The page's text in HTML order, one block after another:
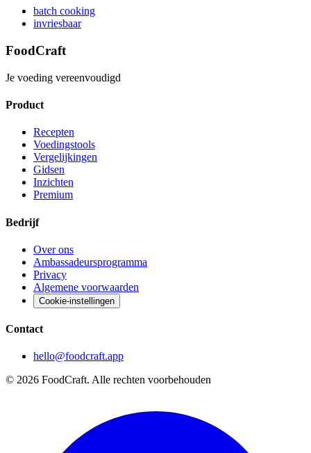
batch cooking
invriesbaar
FoodCraft
Je voeding vereenvoudigd
Product
Recepten
Voedingstools
Vergelijkingen
Gidsen
Inzichten
Premium
Bedrijf
Over ons
Ambassadeursprogramma
Privacy
Algemene voorwaarden
Cookie-instellingen
Contact
hello@foodcraft.app
© 2026 FoodCraft. Alle rechten voorbehouden